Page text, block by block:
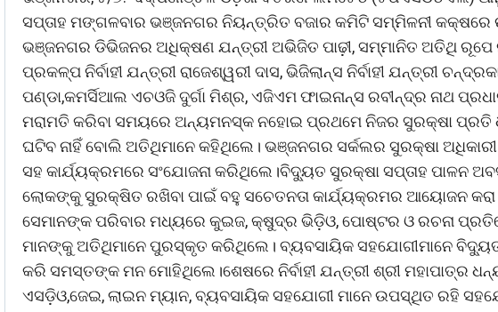
ସପ୍ତାହ ମଙ୍ଗଳବାର ଭଞ୍ଜନଗର ନିୟନ୍ତ୍ରିତ ବଜାର କମିଟି ସମ୍ମିଳନୀ
ଭଞ୍ଜନଗର ଡିଭିଜନର ଅଧିକ୍ଷଣ ଯନ୍ତ୍ରୀ ଅଭିଜିତ ପାଢ଼ୀ, ସମ୍ମାନିତ ଅତିଥି ରୂପେ
ପ୍ରକଳ୍ପ ନିର୍ବାହୀ ଯନ୍ତ୍ରୀ ରାଜେଶ୍ୱରୀ ଦାସ, ଭିଜିଲାନ୍ସ ନିର୍ବାହୀ ଯନ୍ତ୍ରୀ
ପଣ୍ଡା,କମର୍ସିଆଲ ଏଚଓଜି ଦୁର୍ଗା ମିଶ୍ର, ଏଜିଏମ ଫାଇନାନ୍ସ ରବୀନ୍ଦ୍ର ନାଥ
ମରାମତି କରିବା ସମୟରେ ଅନ୍ୟମନସ୍କ ନହୋଇ ପ୍ରଥମେ ନିଜର ସୁରକ୍ଷା ପ୍ରତି
ଘଟିବ ନାହିଁ ବୋଲି ଅତିଥିମାନେ କହିଥିଲେ। ଭଞ୍ଜନଗର ସର୍କଲର ସୁରକ୍ଷା
ସହ କାର୍ଯ୍ୟକ୍ରମରେ ସଂଯୋଜନା କରିଥିଲେ।ବିଦ୍ୟୁତ ସୁରକ୍ଷା ସପ୍ତାହ ପାଳନ
ଲୋକଙ୍କୁ ସୁରକ୍ଷିତ ରଖିବା ପାଇଁ ବହୁ ସଚେତନତା କାର୍ଯ୍ୟକ୍ରମର ଆୟୋଜନ କରା
ସେମାନଙ୍କ ପରିବାର ମଧ୍ୟରେ କୁଇଜ, କ୍ଷୁଦ୍ର ଭିଡ଼ିଓ, ପୋଷ୍ଟର ଓ ରଚନା
ମାନଙ୍କୁ ଅତିଥିମାନେ ପୁରସ୍କୃତ କରିଥିଲେ। ବ୍ୟବସାୟିକ ସହଯୋଗୀମାନେ
କରି ସମସ୍ତଙ୍କ ମନ ମୋହିଥିଲେ।ଶେଷରେ ନିର୍ବାହୀ ଯନ୍ତ୍ରୀ ଶ୍ରୀ ମହାପାତ୍ର
ଏସଡ଼ିଓ,ଜେଇ, ଲାଇନ ମ୍ୟାନ, ବ୍ୟବସାୟିକ ସହଯୋଗୀ ମାନେ ଉପସ୍ଥିତ ରହି